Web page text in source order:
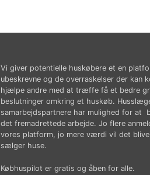
Vi giver potentielle huskøbere et en
ubeskrevne og de overraskelser der kan
hjælpe andre med at træffe få et bedre
beslutninger omkring et huskøb.
samarbejdspartnere har mulighed for at
det fremadrettede arbejde. Jo flere
vores platform, jo mere værdi vil det
sælger huse.
Købhuspilot er gratis og åben for alle.